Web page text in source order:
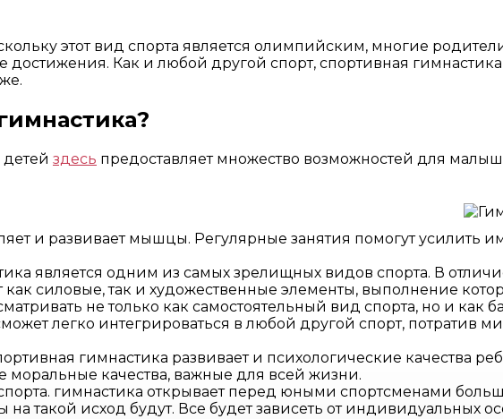
этот вид спорта является олимпийским, многие
Как и любой другой спорт, спортивная гимнастика
здесь предоставляет множество возможностей для
и развивает мышцы. Регулярные занятия помогут усилить
является одним из самых зрелищных видов спорта. В
силовые, так и художественные элементы, выполнение
не только как самостоятельный вид спорта, но и как
легко интегрироваться в любой другой спорт, потратив
гимнастика развивает и психологические качества
качества, важные для всей жизни.
гимнастика открывает перед юными спортсменами
такой исход будут. Все будет зависеть от индивидуальных